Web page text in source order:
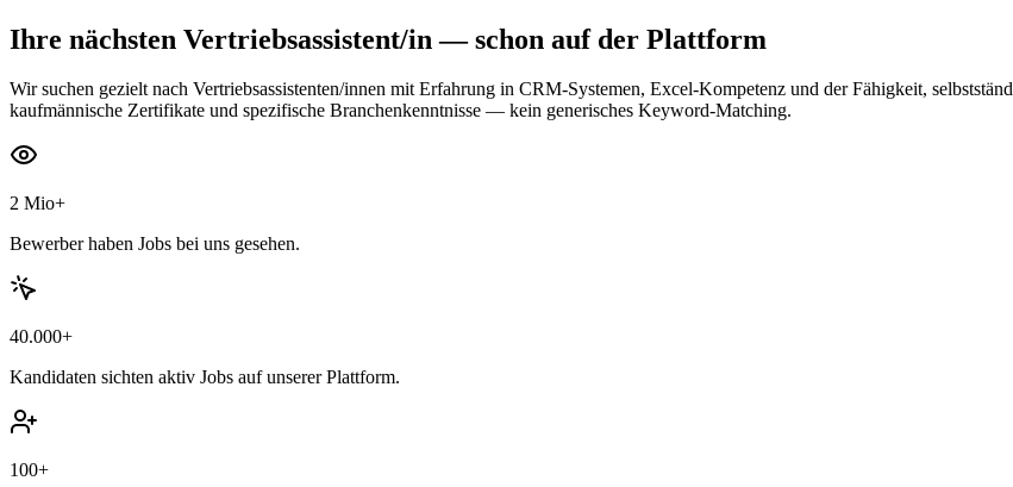
Ihre nächsten Vertriebsassistent/in — schon auf der Plattform
Wir suchen gezielt nach Vertriebsassistenten/innen mit Erfahrung in CRM-Systemen, Excel-Kompetenz und der Fähigkeit,
kaufmännische Zertifikate und spezifische Branchenkenntnisse — kein generisches Keyword-Matching.
2 Mio+
Bewerber haben Jobs bei uns gesehen.
40.000+
Kandidaten sichten aktiv Jobs auf unserer Plattform.
100+